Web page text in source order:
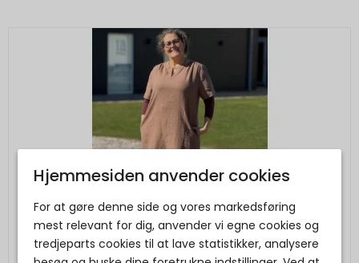
Hjemmesiden anvender cookies
For at gøre denne side og vores markedsføring
mest relevant for dig, anvender vi egne cookies og
tredjeparts cookies til at lave statistikker, analysere